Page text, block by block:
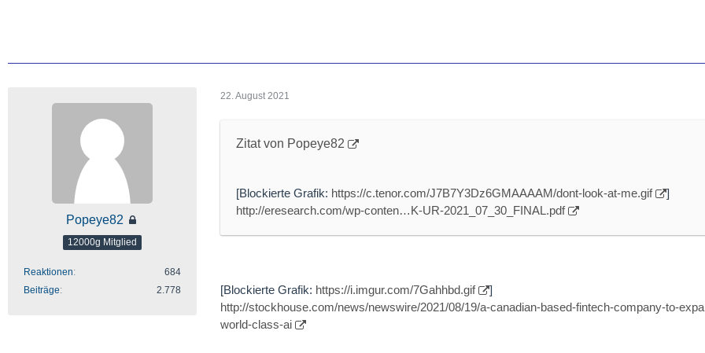
Popeye82
12000g Mitglied
Reaktionen
684
Beiträge
2.778
22. August 2021
Zitat von Popeye82
[Blockierte Grafik: https://c.tenor.com/J7B7Y3Dz6GMAAAAM/dont-look-at-me.gif
]
http://eresearch.com/wp-conten…K-UR-2021_07_30_FINAL.pdf
[Blockierte Grafik: https://i.imgur.com/7Gahhbd.gif
]
http://stockhouse.com/news/newswire/2021/08/19/a-canadian-based-fintech-company-to-
world-class-ai